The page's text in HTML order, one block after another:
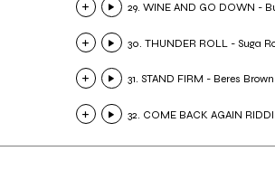
29. WINE AND GO DOWN -
30. THUNDER ROLL - Suga
31. STAND FIRM - Beres Brown
32. COME BACK AGAIN